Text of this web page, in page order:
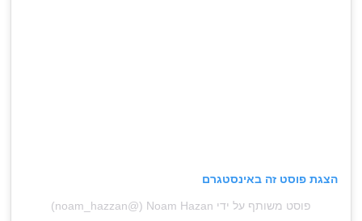
הצגת פוסט זה באינסטגרם
פוסט משותף על ידי ‏‎Noam Hazan‎‏ (@‏‎noam_hazzan‎‏)